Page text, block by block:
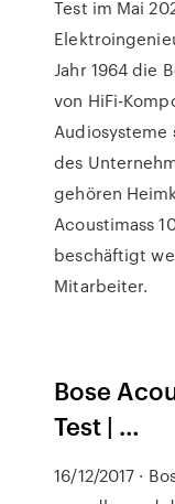
Test im Mai
Jahr 1964 die
von HiFi-
Audiosysteme
des
gehören
Acoustimass
beschäftigt
Mitarbeiter.
Bose
Test | …
16/12/2017 ·